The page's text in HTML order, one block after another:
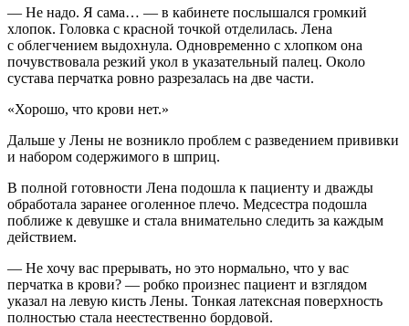
— Не надо. Я сама… — в кабинете послышался громкий
хлопок. Головка с красной точкой отделилась. Лена
с облегчением выдохнула. Одновременно с хлопком она
почувствовала резкий укол в указательный палец. Около
сустава перчатка ровно разрезалась на две части.
«Хорошо, что крови нет.»
Дальше у Лены не возникло проблем с разведением прививки
и набором содержимого в шприц.
В полной готовности Лена подошла к пациенту и дважды
обработала заранее оголенное плечо. Медсестра подошла
поближе к девушке и стала внимательно следить за каждым
действием.
— Не хочу вас прерывать, но это нормально, что у вас
перчатка в крови? — робко произнес пациент и взглядом
указал на левую кисть Лены. Тонкая латексная поверхность
полностью стала неестественно бордовой.